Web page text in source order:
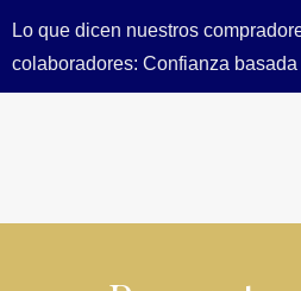
Lo que dicen nuestros
colaboradores: Confianza